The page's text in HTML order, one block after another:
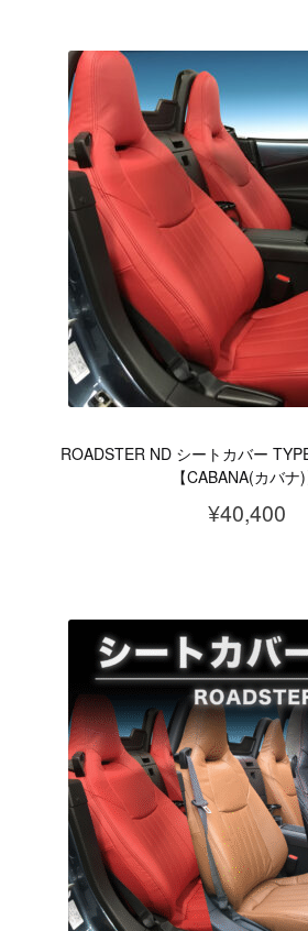
す。
オ
プ
シ
ョ
ン
は
商
品
ペ
ー
ジ
か
ら
選
ま
す
商
品
に
は
複
数
の
バ
リ
エ
ー
シ
ン
が
あ
す。
オ
プ
シ
ョ
ン
は
商
品
ペ
ROADSTER ND シートカバー
【CABANA(カバナ)
¥40,400
商
品
に
は
複
数
の
バ
リ
エ